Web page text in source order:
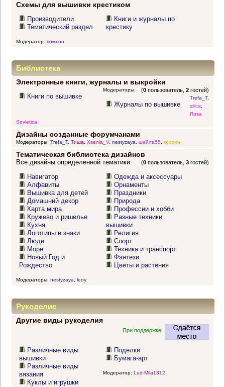
Схемы для вышивки крестиком
Производители
Тематический раздел
Книги и журналы по
крестику
Модератор: помпон
Библиотека
Электронные книги, журналы и выкройки
(0 пользователь,2 гостей)
Книги по вышивке
Журналы по вышивке
Модераторы:
Trefa_T,
silica,
Rusa
Sovietica
Дизайны созданные форумчанами
Модераторы: Trefa_T, Тиша, Xsenia_V, nestyzaya, шейла55, крохин
Тематическая библиотека дизайнов
(0 пользователь,3 гостей)
Все дизайны определенной тематики
Навигатор
Алфавиты
Вышивка для детей
Домашний декор
Карта мира
Кружево и ришелье
Кухня
Логотипы и знаки
Люди
Море
Новый Год и
Рождество
Одежда и аксессуары
Орнаменты
Праздники
Природа
Профессии и хобби
Разные техники
вышивки
Религия
Спорт
Техника и транспорт
Фэнтези
Цветы и растения
Модераторы: nestyzaya ledy
Рукоделие
Другие виды рукоделия
При поддержке:
Различные виды
вышивки
Различные виды
вязания
Куклы и игрушки
Поделки
Бумага-арт
Модератор: Lud-Mila1312